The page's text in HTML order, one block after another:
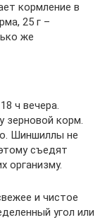
кормление в
25 г –
же
ч вечера.
зерновой корм.
Шиншиллы не
съедят
организму.
и чистое
угол или